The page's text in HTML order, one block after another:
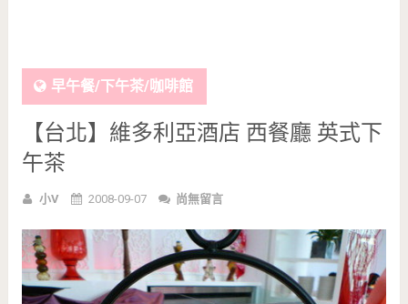
早午餐/下午茶/咖啡館
【台北】維多利亞酒店 西餐廳 英式下
午茶
小V 2008-09-07 尚無留言